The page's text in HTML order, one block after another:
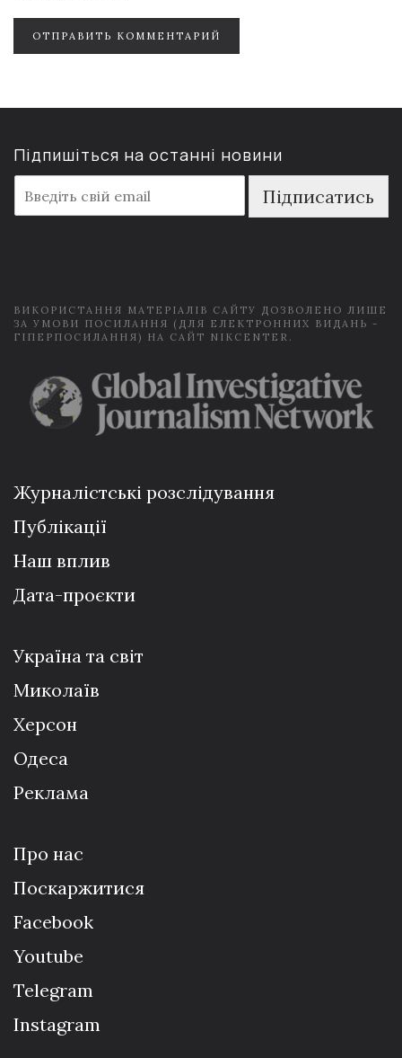
ОТПРАВИТЬ КОММЕНТАРИЙ
Підпишіться на останні новини
m
a
Підписатись
ВИКОРИСТАННЯ МАТЕРІАЛІВ САЙТУ ДОЗВОЛЕНО ЛИШЕ
ЗА УМОВИ ПОСИЛАННЯ (ДЛЯ ЕЛЕКТРОННИХ ВИДАНЬ -
ГІПЕРПОСИЛАННЯ) НА САЙТ NIKCENTER.
Журналістські розслідування
Публікації
Наш вплив
Дата-проєкти
Україна та світ
Миколаїв
Херсон
Одеса
Реклама
Про нас
Поскаржитися
Facebook
Youtube
Telegram
Instagram